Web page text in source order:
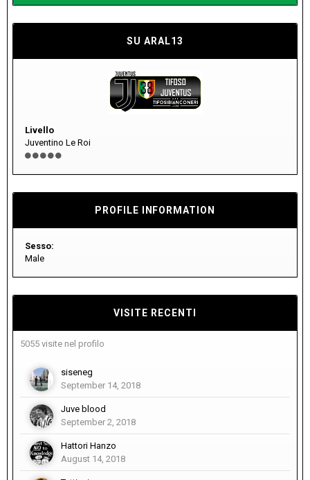
SU ARAL13
Livello
Juventino Le Roi
PROFILE INFORMATION
Sesso:
Male
VISITE RECENTI
5055 visite nel profilo
siseneg
September 14, 2018
Juve blood
September 2, 2018
Hattori Hanzo
August 14, 2018